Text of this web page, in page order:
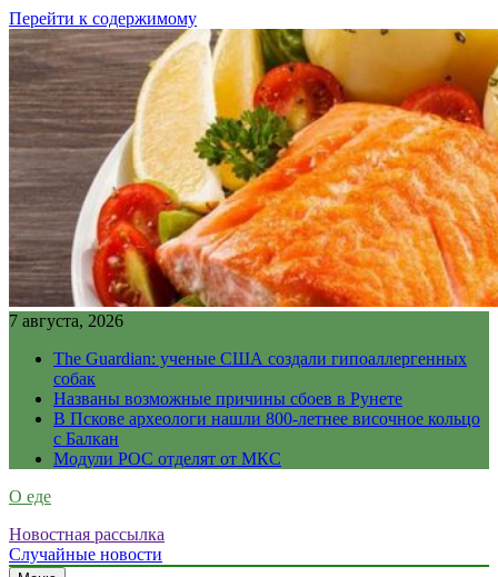
Перейти к содержимому
7 августа, 2026
The Guardian: ученые США создали гипоаллергенных
собак
Названы возможные причины сбоев в Рунете
В Пскове археологи нашли 800-летнее височное кольцо
с Балкан
Модули РОС отделят от МКС
О еде
Новостная рассылка
Случайные новости